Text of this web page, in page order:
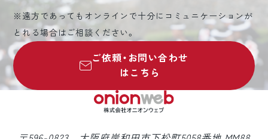
※遠方であってもオンラインで十分にコミュニケーションが
とれる場合はご相談ください。
ご依頼・お問い合わせ
はこちら